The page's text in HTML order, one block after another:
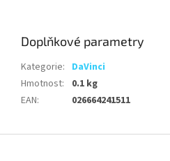
Doplňkové parametry
Kategorie: DaVinci
Hmotnost:
0.1 kg
EAN: 026664241511